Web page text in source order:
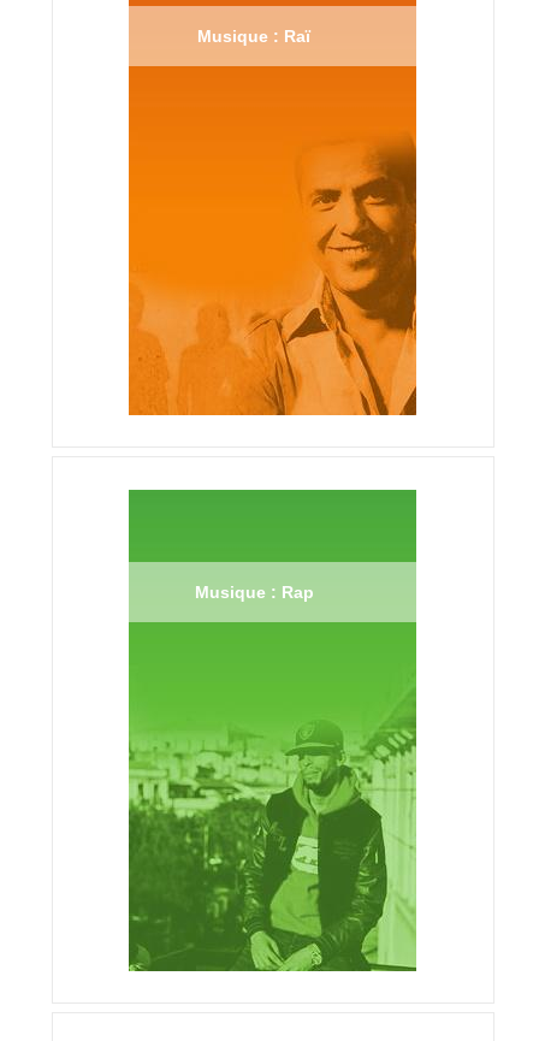
Musique : Raï
Musique : Rap